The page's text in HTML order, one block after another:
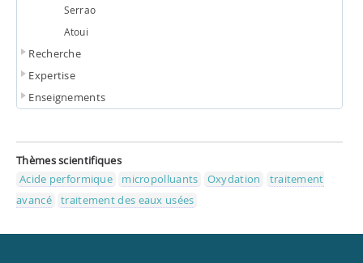
Serrao
Atoui
Recherche
Expertise
Enseignements
Thèmes scientifiques
Acide performique
micropolluants Oxydation
traitement
avancé
traitement des eaux usées